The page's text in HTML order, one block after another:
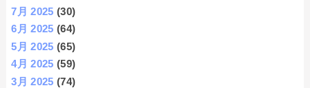
7月 2025 (30)
6月 2025 (64)
5月 2025 (65)
4月 2025 (59)
3月 2025 (74)